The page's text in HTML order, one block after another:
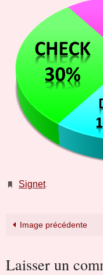
Signet.
Image précédente
Laisser un